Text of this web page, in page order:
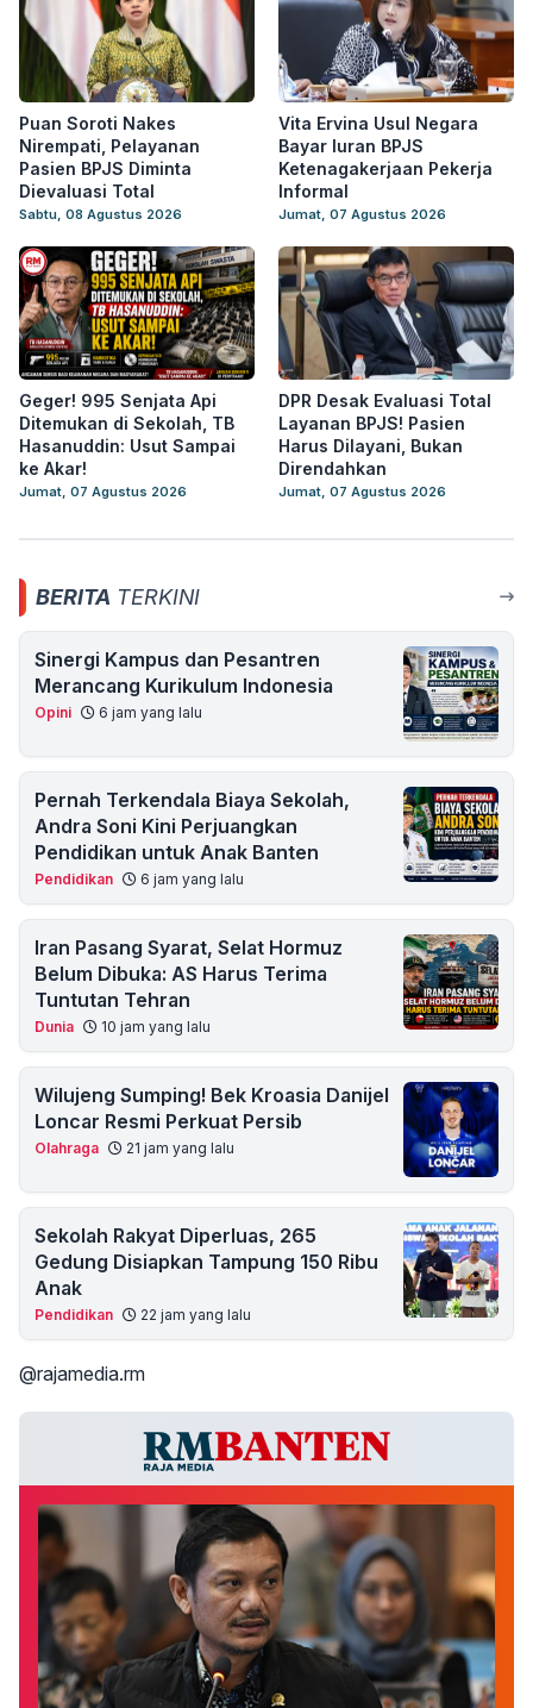
Puan Soroti Nakes
Nirempati, Pelayanan
Pasien BPJS Diminta
Dievaluasi Total
Sabtu, 08 Agustus 2026
Vita Ervina Usul Negara
Bayar Iuran BPJS
Ketenagakerjaan Pekerja
Informal
Jumat, 07 Agustus 2026
Geger! 995 Senjata Api
Ditemukan di Sekolah, TB
Hasanuddin: Usut Sampai
ke Akar!
Jumat, 07 Agustus 2026
DPR Desak Evaluasi Total
Layanan BPJS! Pasien
Harus Dilayani, Bukan
Direndahkan
Jumat, 07 Agustus 2026
BERITA TERKINI
Sinergi Kampus dan Pesantren
Merancang Kurikulum Indonesia
Opini 6 jam yang lalu
Pernah Terkendala Biaya Sekolah,
Andra Soni Kini Perjuangkan
Pendidikan untuk Anak Banten
Pendidikan 6 jam yang lalu
Iran Pasang Syarat, Selat Hormuz
Belum Dibuka: AS Harus Terima
Tuntutan Tehran
Dunia 10 jam yang lalu
Wilujeng Sumping! Bek Kroasia Danijel
Loncar Resmi Perkuat Persib
Olahraga 21 jam yang lalu
Sekolah Rakyat Diperluas, 265
Gedung Disiapkan Tampung 150 Ribu
Anak
Pendidikan 22 jam yang lalu
@rajamedia.rm